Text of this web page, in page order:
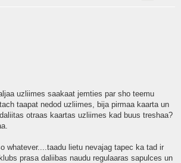
uzliimes saakaat jemties par sho teemu
taapat nedod uzliimes, bija pirmaa kaarta un
otraas kaartas uzliimes kad buus treshaa?
whatever....taadu lietu nevajag tapec ka tad ir
prasa daliibas naudu regulaaras sapulces un